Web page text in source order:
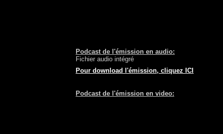
Podcast de l'émission en audio:
Fichier audio intégré
Pour download l'émission, cliquez ICI
Podcast de l'émission en video: